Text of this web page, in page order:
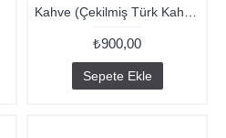
₺900,00
Sepete Ekle